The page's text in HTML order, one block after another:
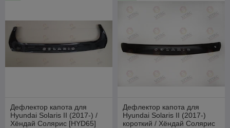
Дефлектор капота для
Hyundai Solaris II (2017-) /
Хёндай Солярис [HYD65]
Дефлектор капота для
Hyundai Solaris II (2017-)
короткий / Хёндай Солярис